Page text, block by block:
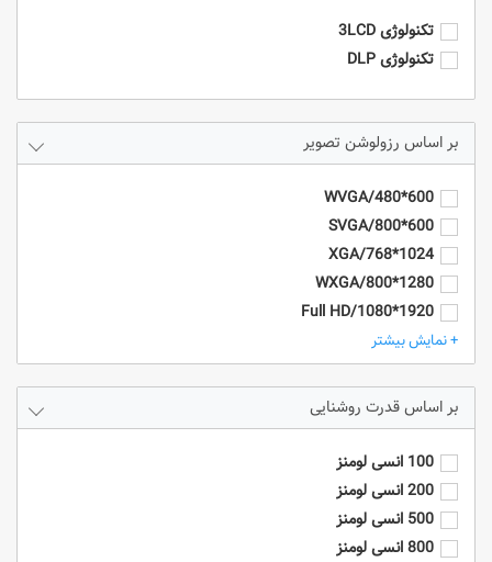
تکنولوژی 3LCD
تکنولوژی DLP
رزولوشن تصویر
600*480/WVGA
600*800/SVGA
1024*768/XGA
1280*800/WXGA
1920*1080/Full HD
1920*1200/WUXGA
4k/3840*2160
HD - 1280*720
SXGA+ (1400 x 1050)
UXGA (1600 x 1200)
+ نمایش بیشتر
قدرت روشنایی
100 انسی لومنز
200 انسی لومنز
500 انسی لومنز
800 انسی لومنز